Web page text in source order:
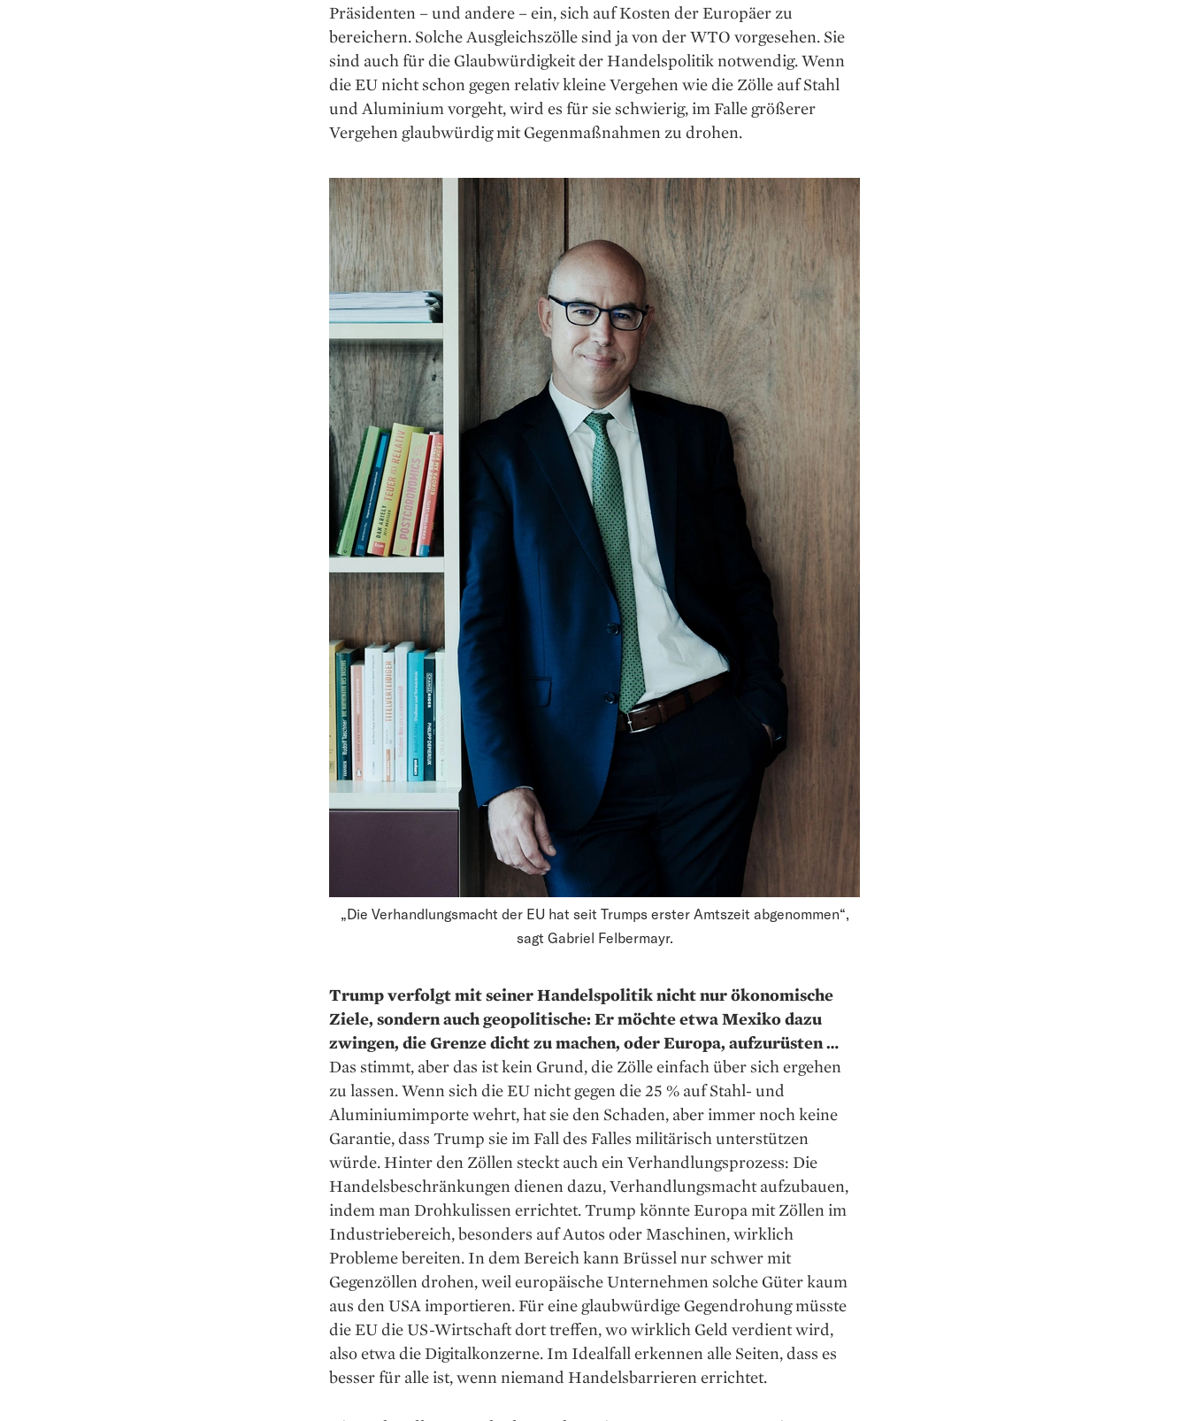
Präsidenten – und andere – ein, sich auf Kosten der ­Europäer zu
bereichern. Solche Ausgleichszölle sind ja von der WTO vorgesehen. Sie
sind auch für die Glaubwürdigkeit der Handelspolitik notwendig. Wenn
die EU nicht schon gegen relativ kleine Vergehen wie die Zölle auf Stahl
und Aluminium vorgeht, wird es für sie schwierig, im Falle größerer
Vergehen glaubwürdig mit Gegenmaßnahmen zu drohen.
„Die Verhandlungsmacht der EU hat seit Trumps erster Amtszeit abgenommen“,
sagt Gabriel Felbermayr.
Trump verfolgt mit seiner Handels­politik nicht nur ökonomische
Ziele, sondern auch geopolitische: Er möchte etwa Mexiko dazu
zwingen, die Grenze dicht zu machen, oder Europa, aufzurüsten …
Das stimmt, aber das ist kein Grund, die Zölle einfach über sich ergehen
zu lassen. Wenn sich die EU nicht gegen die 25 % auf Stahl- und
Aluminiumimporte wehrt, hat sie den Schaden, aber immer noch keine
Garantie, dass Trump sie im Fall des Falles militärisch ­unterstützen
würde. Hinter den Zöllen steckt auch ein Verhandlungsprozess: Die
Handelsbeschränkungen ­dienen dazu, Verhandlungsmacht aufzubauen,
indem man Drohkulissen errichtet. Trump könnte Europa mit Zöllen im
Industriebereich, besonders auf Autos oder ­Maschinen, wirklich
Probleme bereiten. In dem Bereich kann Brüssel nur schwer mit
Gegenzöllen drohen, weil europäische Unternehmen solche Güter kaum
aus den USA importieren. Für eine glaubwürdige Gegen­drohung müsste
die EU die US-Wirtschaft dort treffen, wo wirklich Geld verdient wird,
also etwa die Digitalkonzerne. Im Idealfall erkennen alle Seiten, dass es
besser für alle ist, wenn niemand Handels­barrieren ­errichtet.